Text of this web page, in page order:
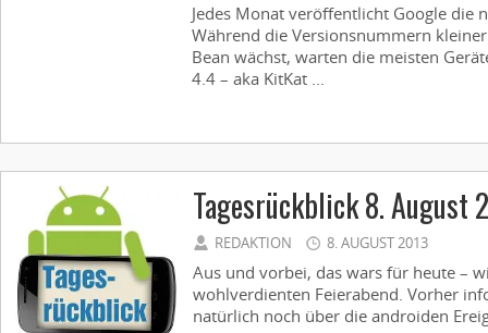
Jedes Monat veröffentlicht Google die
Während die Versionsnummern
Bean wächst, warten die meisten
4.4 – aka KitKat ...
Tagesrückblick 8. August
REDAKTION 8. AUGUST 2013
Aus und vorbei, das wars für heute –
wohlverdienten Feierabend. Vorher
natürlich noch über die androiden